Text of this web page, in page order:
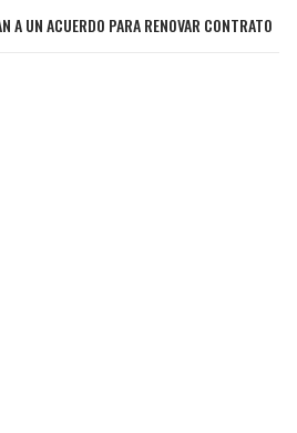
A UN ACUERDO PARA RENOVAR CONTRATO